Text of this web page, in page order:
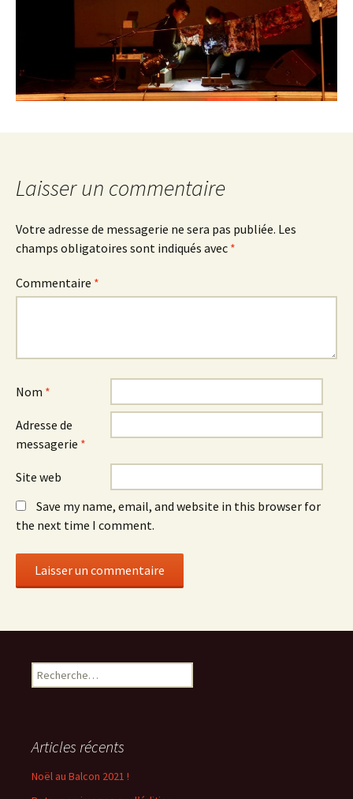
Laisser un commentaire
Votre adresse de messagerie ne sera pas publiée. Les
champs obligatoires sont indiqués avec *
Commentaire *
Nom *
Adresse de
messagerie *
Site web
Save my name, email, and website in this browser for
the next time I comment.
Rechercher :
Articles récents
Noël au Balcon 2021 !